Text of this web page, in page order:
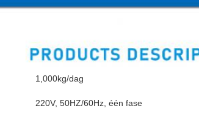
1,000kg/dag
220V, 50HZ/60Hz, één fase